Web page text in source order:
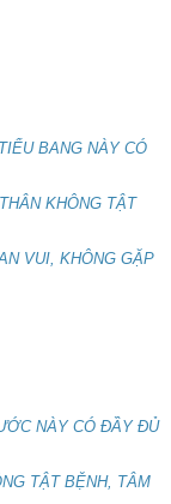
BANG NÀY CÓ
KHÔNG TẬT
VUI, KHÔNG GẶP
NÀY CÓ ĐẦY ĐỦ
TẬT BỆNH, TÂM